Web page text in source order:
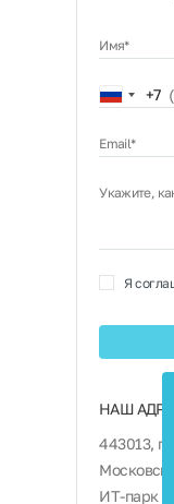
Имя*
Russia
+7
Email*
Укажите,
Я
НАШ
443013, г.
ИТ-парк